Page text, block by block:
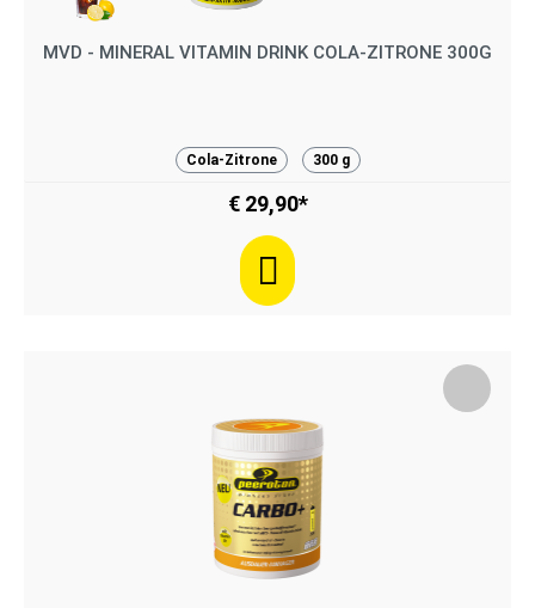
MVD - MINERAL VITAMIN DRINK COLA-ZITRONE 300G
Cola-Zitrone 300 g
€ 29,90*